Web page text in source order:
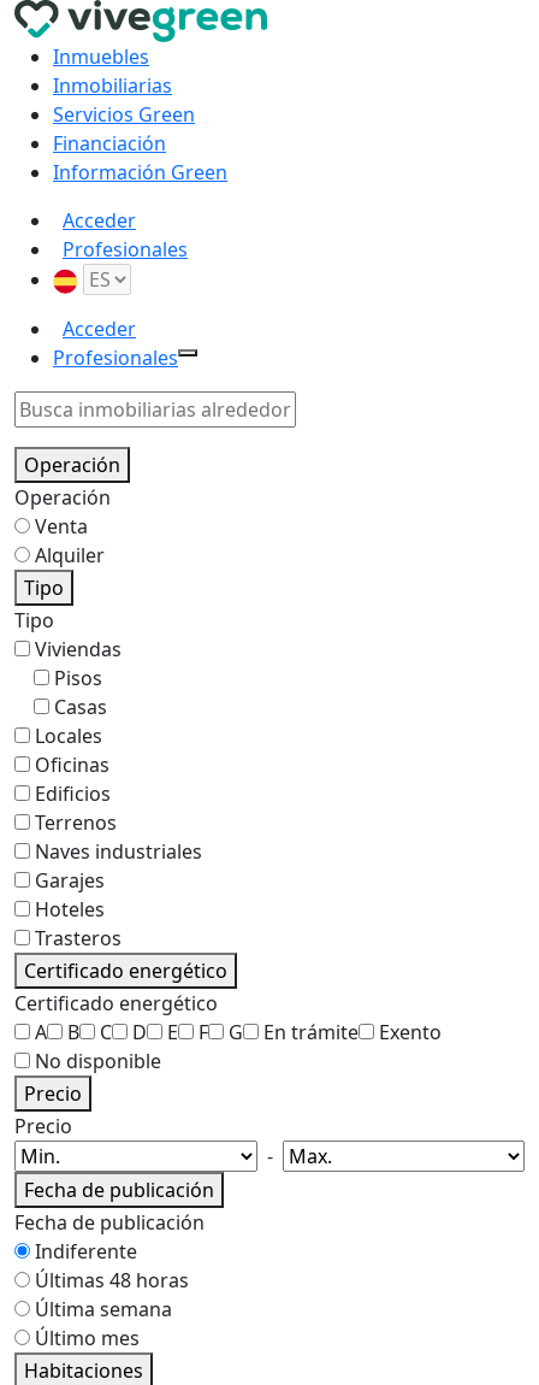
Inmuebles
Inmobiliarias
Servicios Green
Financiación
Información Green
Acceder
Profesionales
Acceder
Profesionales
Operación
Operación
Venta
Alquiler
Tipo
Tipo
Viviendas
Pisos
Casas
Locales
Oficinas
Edificios
Terrenos
Naves industriales
Garajes
Hoteles
Trasteros
Certificado energético
Certificado energético
A
B C D E F G En trámite
Exento
No disponible
Precio
Precio
-
Fecha de publicación
Fecha de publicación
Indiferente
Últimas 48 horas
Última semana
Último mes
Habitaciones